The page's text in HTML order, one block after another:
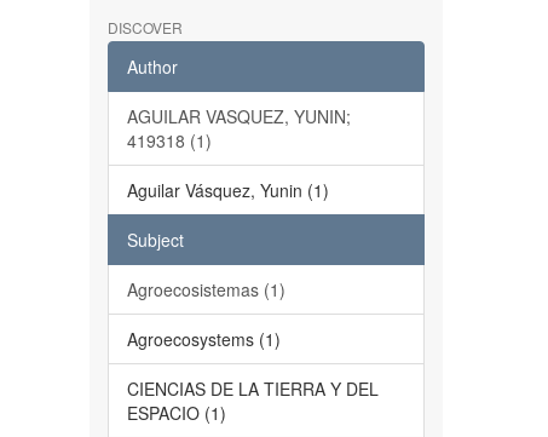
DISCOVER
Author
AGUILAR VASQUEZ, YUNIN;
419318 (1)
Aguilar Vásquez, Yunin (1)
Subject
Agroecosistemas (1)
Agroecosystems (1)
CIENCIAS DE LA TIERRA Y DEL
ESPACIO (1)